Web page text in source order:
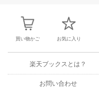
買い物かご お気に入り
楽天ブックスとは？
お問い合わせ